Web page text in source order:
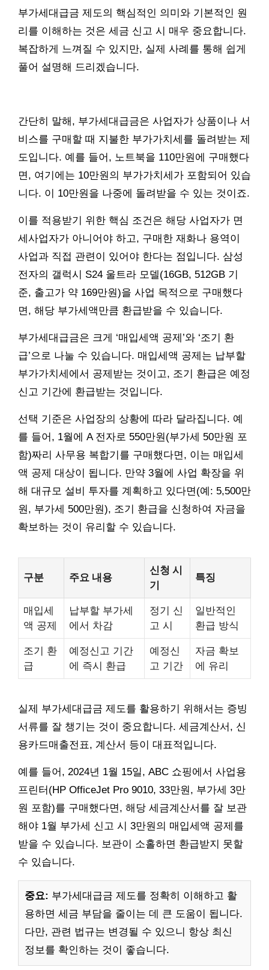
부가세대급금 제도의 핵심적인 의미와 기본적인 원
리를 이해하는 것은 세금 신고 시 매우 중요합니다.
복잡하게 느껴질 수 있지만, 실제 사례를 통해 쉽게
풀어 설명해 드리겠습니다.
간단히 말해, 부가세대급금은 사업자가 상품이나 서
비스를 구매할 때 지불한 부가가치세를 돌려받는 제
도입니다. 예를 들어, 노트북을 110만원에 구매했다
면, 여기에는 10만원의 부가가치세가 포함되어 있습
니다. 이 10만원을 나중에 돌려받을 수 있는 것이죠.
이를 적용받기 위한 핵심 조건은 해당 사업자가 면
세사업자가 아니어야 하고, 구매한 재화나 용역이
사업과 직접 관련이 있어야 한다는 점입니다. 삼성
전자의 갤럭시 S24 울트라 모델(16GB, 512GB 기
준, 출고가 약 169만원)을 사업 목적으로 구매했다
면, 해당 부가세액만큼 환급받을 수 있습니다.
부가세대급금은 크게 ‘매입세액 공제’와 ‘조기 환
급’으로 나눌 수 있습니다. 매입세액 공제는 납부할
부가가치세에서 공제받는 것이고, 조기 환급은 예정
신고 기간에 환급받는 것입니다.
선택 기준은 사업장의 상황에 따라 달라집니다. 예
를 들어, 1월에 A 전자로 550만원(부가세 50만원 포
함)짜리 사무용 복합기를 구매했다면, 이는 매입세
액 공제 대상이 됩니다. 만약 3월에 사업 확장을 위
해 대규모 설비 투자를 계획하고 있다면(예: 5,500만
원, 부가세 500만원), 조기 환급을 신청하여 자금을
확보하는 것이 유리할 수 있습니다.
구분 주요 내용
신청 시
기
특징
매입세
액 공제
납부할 부가세
에서 차감
정기 신
고 시
일반적인
환급 방식
조기 환
급
예정신고 기간
에 즉시 환급
예정신
고 기간
자금 확보
에 유리
실제 부가세대급금 제도를 활용하기 위해서는 증빙
서류를 잘 챙기는 것이 중요합니다. 세금계산서, 신
용카드매출전표, 계산서 등이 대표적입니다.
예를 들어, 2024년 1월 15일, ABC 쇼핑에서 사업용
프린터(HP OfficeJet Pro 9010, 33만원, 부가세 3만
원 포함)를 구매했다면, 해당 세금계산서를 잘 보관
해야 1월 부가세 신고 시 3만원의 매입세액 공제를
받을 수 있습니다. 보관이 소홀하면 환급받지 못할
수 있습니다.
중요: 부가세대급금 제도를 정확히 이해하고 활
용하면 세금 부담을 줄이는 데 큰 도움이 됩니다.
다만, 관련 법규는 변경될 수 있으니 항상 최신
정보를 확인하는 것이 좋습니다.